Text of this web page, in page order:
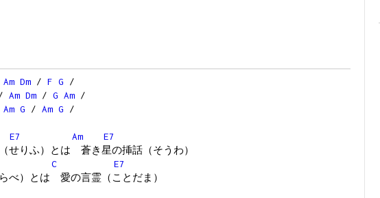
Am Dm / F G /
Am Dm / G Am /
Am G / Am G /
E7 Am
E7
せりふ）とは 蒼き星の挿話（そうわ）
C
E7
べ）とは 愛の言霊（ことだま）